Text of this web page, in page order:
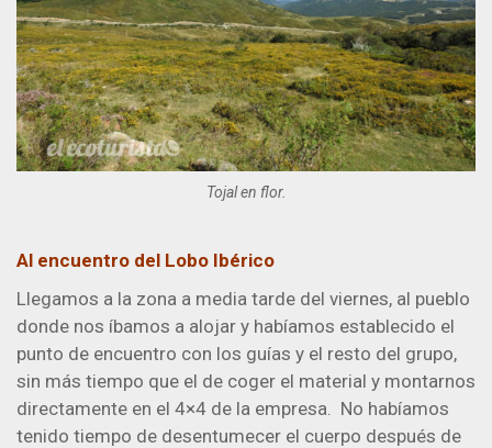
Tojal en flor.
Al encuentro del Lobo Ibérico
Llegamos a la zona a media tarde del viernes, al pueblo
donde nos íbamos a alojar y habíamos establecido el
punto de encuentro con los guías y el resto del grupo,
sin más tiempo que el de coger el material y montarnos
directamente en el 4×4 de la empresa. No habíamos
tenido tiempo de desentumecer el cuerpo después de